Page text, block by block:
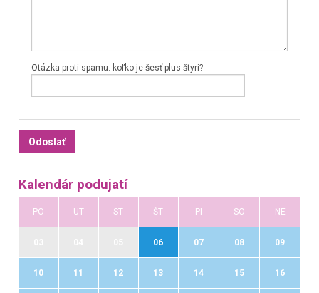
Otázka proti spamu: koľko je šesť plus štyri?
Kalendár podujatí
PO UT ST ŠT PI SO NE
06 07 08 09
10 11 12 13 14 15 16